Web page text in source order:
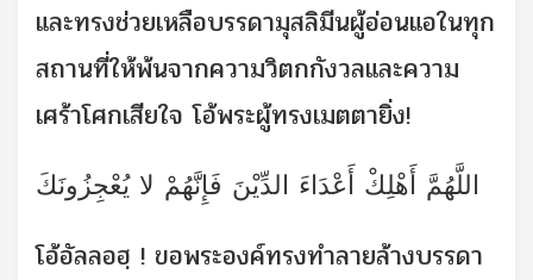
และทรงช่วยเหลือบรรดามุสลิมีนผู้อ่อนแอในทุก
สถานที่ให้พ้นจากความวิตกกังวลและความ
เศร้าโศกเสียใจ โอ้พระผู้ทรงเมตตายิ่ง!
اللَّهُمَّ أَهْلِكْ أَعْدَاءَ الدِّيْنَ فَإِنَّهُمْ لا يُعْجِزُونَكَ
โอ้อัลลอฮฺ ! ขอพระองค์ทรงทำลายล้างบรรดา